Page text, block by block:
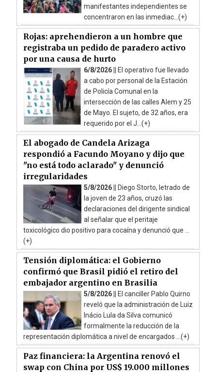
manifestantes independientes se
concentraron en las inmediac...(+)
Rojas: aprehendieron a un hombre que
registraba un pedido de paradero activo
por una causa de hurto
6/8/2026 ||
El operativo fue llevado
a cabo por personal de la Estación
de Policía Comunal en la
intersección de las calles Alem y 25
de Mayo. El sujeto, de 32 años, era
requerido por el J...(+)
El abogado de Candela Arizaga
respondió a Facundo Moyano y dijo que
"no está todo aclarado" y denunció
irregularidades
5/8/2026 ||
Diego Storto, letrado de
la joven de 23 años, cruzó las
declaraciones del dirigente sindical
al señalar que el peritaje
toxicológico dio positivo para cocaína y denunció que ...
(+)
Tensión diplomática: el Gobierno
confirmó que Brasil pidió el retiro del
embajador argentino en Brasilia
5/8/2026 ||
El canciller Pablo Quirno
reveló que la administración de Luiz
Inácio Lula da Silva comunicó
formalmente la reducción de la
representación diplomática a nivel de encargados ...(+)
Paz financiera: la Argentina renovó el
swap con China por US$ 19.000 millones